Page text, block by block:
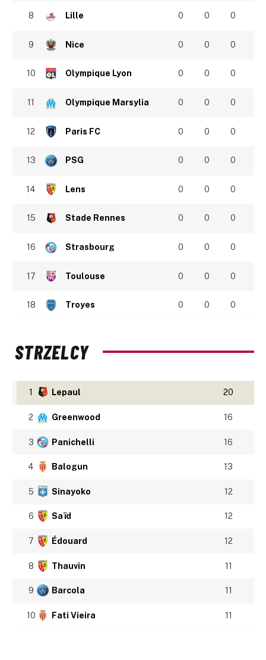
8 Lille 0 0 0
9 Nice 0 0 0
10 Olympique Lyon 0 0 0
11 Olympique Marsylia 0 0 0
12 Paris FC 0 0 0
13 PSG 0 0 0
14 Lens 0 0 0
15 Stade Rennes 0 0 0
16 Strasbourg 0 0 0
17 Toulouse 0 0 0
18 Troyes 0 0 0
STRZELCY
1 Lepaul 20
2 Greenwood 16
3 Panichelli 16
4 Balogun 13
5 Sinayoko 12
6 Saïd 12
7 Édouard 12
8 Thauvin 11
9 Barcola 11
10 Fati Vieira 11